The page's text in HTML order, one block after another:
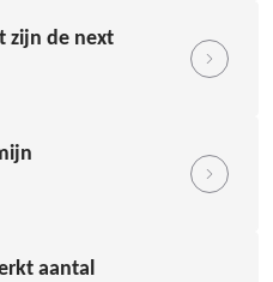
zijn de next
aantal